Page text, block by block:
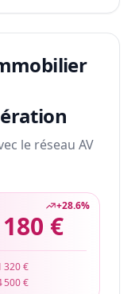
le réseau AV
+28.6%
€
320 €
500 €